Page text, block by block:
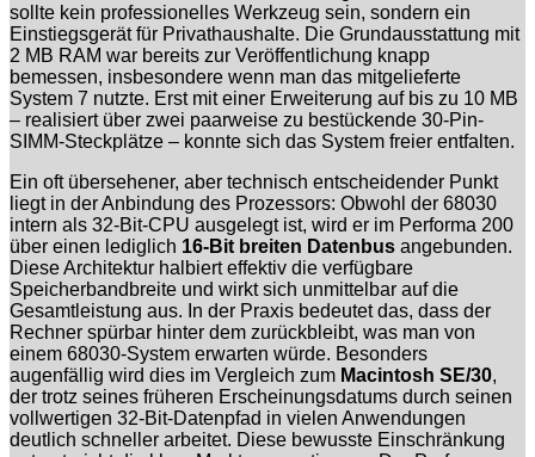
sollte kein professionelles Werkzeug sein, sondern ein
Einstiegsgerät für Privathaushalte. Die Grundausstattung mit
2 MB RAM war bereits zur Veröffentlichung knapp
bemessen, insbesondere wenn man das mitgelieferte
System 7 nutzte. Erst mit einer Erweiterung auf bis zu 10 MB
– realisiert über zwei paarweise zu bestückende 30-Pin-
SIMM-Steckplätze – konnte sich das System freier entfalten.
Ein oft übersehener, aber technisch entscheidender Punkt
liegt in der Anbindung des Prozessors: Obwohl der 68030
intern als 32-Bit-CPU ausgelegt ist, wird er im Performa 200
über einen lediglich 16-Bit breiten Datenbus angebunden.
Diese Architektur halbiert effektiv die verfügbare
Speicherbandbreite und wirkt sich unmittelbar auf die
Gesamtleistung aus. In der Praxis bedeutet das, dass der
Rechner spürbar hinter dem zurückbleibt, was man von
einem 68030-System erwarten würde. Besonders
augenfällig wird dies im Vergleich zum Macintosh SE/30,
der trotz seines früheren Erscheinungsdatums durch seinen
vollwertigen 32-Bit-Datenpfad in vielen Anwendungen
deutlich schneller arbeitet. Diese bewusste Einschränkung